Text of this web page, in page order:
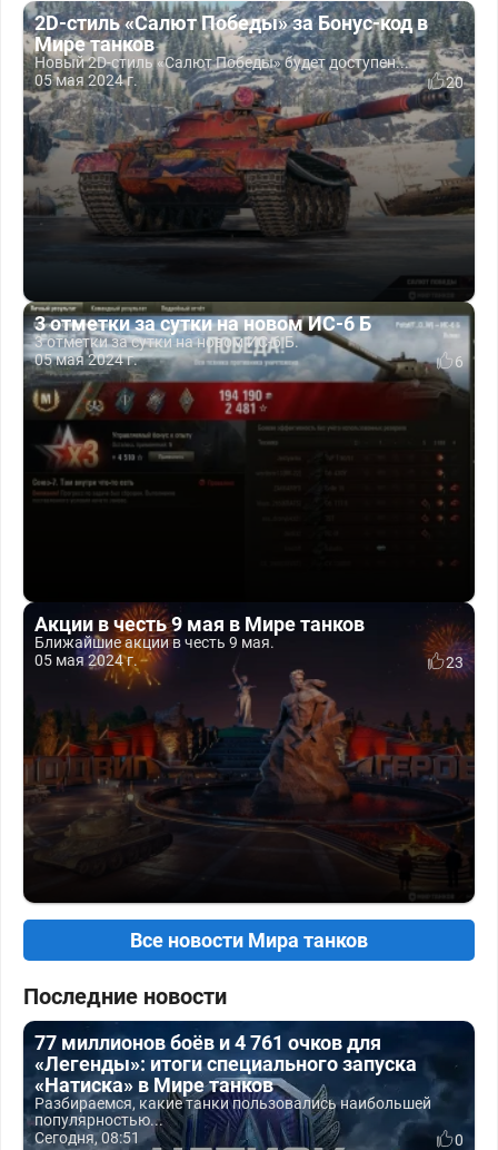
2D-стиль «Салют Победы» за Бонус-код в
Мире танков
Новый 2D-стиль «Салют Победы» будет доступен...
05 мая 2024 г.
20
3 отметки за сутки на новом ИС-6 Б
3 отметки за сутки на новом ИС-6 Б.
05 мая 2024 г.
6
Акции в честь 9 мая в Мире танков
Ближайшие акции в честь 9 мая.
05 мая 2024 г.
23
Все новости Мира танков
Последние новости
77 миллионов боёв и 4 761 очков для
«Легенды»: итоги специального запуска
«Натиска» в Мире танков
Разбираемся, какие танки пользовались наибольшей
популярностью...
Сегодня, 08:51
0